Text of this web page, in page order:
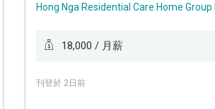
Hong Nga Residential Care Home Group
18,000 / 月薪
刊登於 2日前